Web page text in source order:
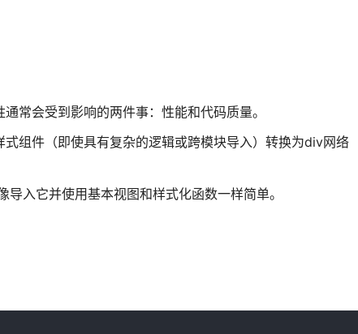
常会受到影响的两件事：性能和代码质量。
组件（即使具有复杂的逻辑或跨模块导入）转换为div网络
入它并使用基本视图和样式化函数一样简单。